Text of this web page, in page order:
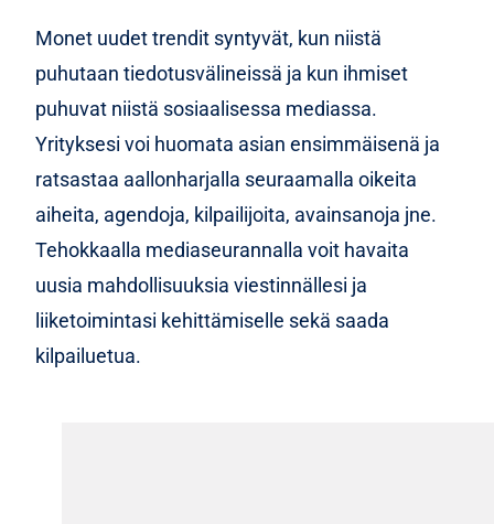
Monet uudet trendit syntyvät, kun niistä
puhutaan tiedotusvälineissä ja kun ihmiset
puhuvat niistä sosiaalisessa mediassa.
Yrityksesi voi huomata asian ensimmäisenä ja
ratsastaa aallonharjalla seuraamalla oikeita
aiheita, agendoja, kilpailijoita, avainsanoja jne.
Tehokkaalla mediaseurannalla voit havaita
uusia mahdollisuuksia viestinnällesi ja
liiketoimintasi kehittämiselle sekä saada
kilpailuetua.